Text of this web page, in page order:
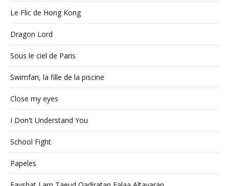
Le Flic de Hong Kong
Dragon Lord
Sous le ciel de Paris
Swimfan, la fille de la piscine
Close my eyes
I Don't Understand You
School Fight
Papeles